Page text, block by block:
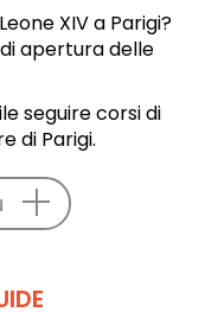
XIV a Parigi?
apertura delle
seguire corsi di
di Parigi.